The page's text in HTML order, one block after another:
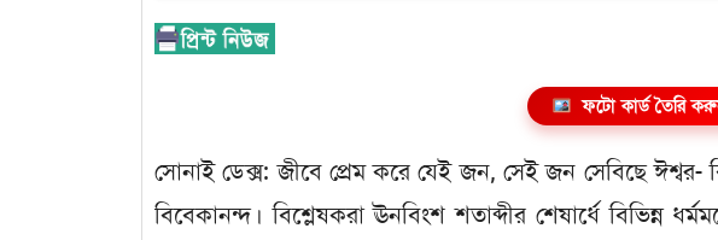
ফটো কার্ড তৈরি
সোনাই ডেক্স: জীবে প্রেম করে যেই জন, সেই জন সেবিছে ঈশ্বর-
বিবেকানন্দ। বিশ্লেষকরা ঊনবিংশ শতাব্দীর শেষার্ধে বিভিন্ন